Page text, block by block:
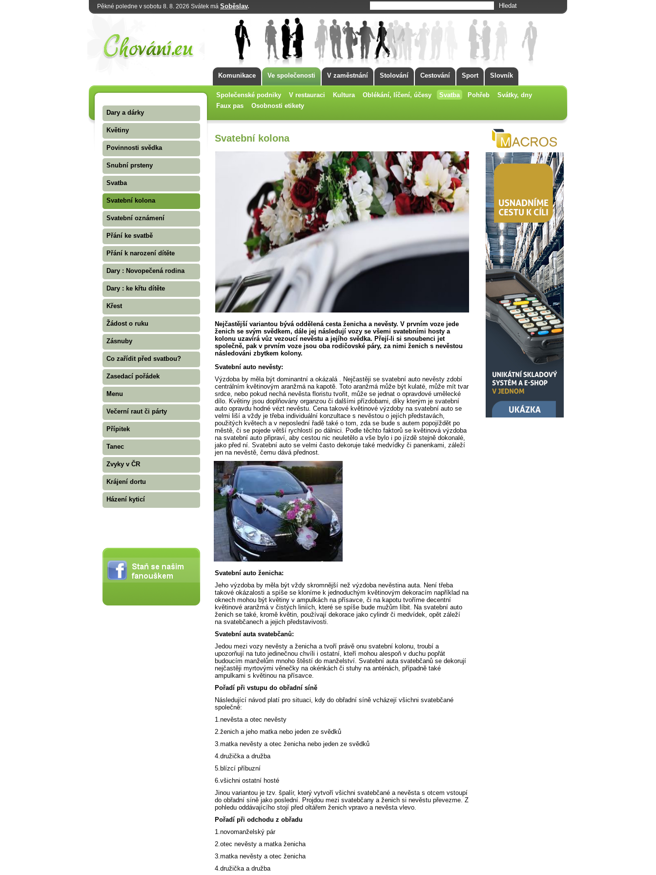
Pěkné poledne v sobotu 8. 8. 2026 Svátek má Soběslav.
Komunikace Ve společenosti V zaměstnání Stolování Cestování Sport Slovník
Společenské podniky V restauraci Kultura Oblékání, líčení, účesy Svatba Pohřeb
Svátky, dny
Faux pas
Osobnosti etikety
Dary a dárky
Květiny
Povinnosti svědka
Snubní prsteny
Svatba
Svatební kolona
Svatební oznámení
Přání ke svatbě
Přání k narození dítěte
Dary : Novopečená rodina
Dary : ke křtu dítěte
Křest
Žádost o ruku
Zásnuby
Co zařídit před svatbou?
Zasedací pořádek
Menu
Večerní raut či párty
Přípitek
Tanec
Zvyky v ČR
Krájení dortu
Házení kyticí
Svatební kolona
Nejčastější variantou bývá oddělená cesta ženicha a nevěsty. V prvním voze jede
ženich se svým svědkem, dále jej následují vozy se všemi svatebními hosty a
kolonu uzavírá vůz vezoucí nevěstu a jejího svědka. Přejí-li si snoubenci jet
společně, pak v prvním voze jsou oba rodičovské páry, za nimi ženich s nevěstou
následováni zbytkem kolony.
Svatební auto nevěsty:
Výzdoba by měla být dominantní a okázalá . Nejčastěji se svatební auto nevěsty zdobí
centrálním květinovým aranžmá na kapotě. Toto aranžmá může být kulaté, může mít tvar
srdce, nebo pokud nechá nevěsta floristu tvořit, může se jednat o opravdové umělecké
dílo. Květiny jsou doplňovány organzou či dalšími přízdobami, díky kterým je svatební
auto opravdu hodné vézt nevěstu. Cena takové květinové výzdoby na svatební auto se
velmi liší a vždy je třeba individuální konzultace s nevěstou o jejích představách,
použitých květech a v neposlední řadě také o tom, zda se bude s autem popojíždět po
městě, či se pojede větší rychlostí po dálnici. Podle těchto faktorů se květinová výzdoba
na svatební auto připraví, aby cestou nic neuletělo a vše bylo i po jízdě stejně dokonalé,
jako před ní. Svatební auto se velmi často dekoruje také medvídky či panenkami, záleží
jen na nevěstě, čemu dává přednost.
Svatební auto ženicha:
Jeho výzdoba by měla být vždy skromnější než výzdoba nevěstina auta. Není třeba
takové okázalosti a spíše se kloníme k jednoduchým květinovým dekoracím například na
oknech mohou být květiny v ampulkách na přísavce, či na kapotu tvoříme decentní
květinové aranžmá v čistých liniích, které se spíše bude mužům líbit. Na svatební auto
ženich se také, kromě květin, používají dekorace jako cylindr či medvídek, opět záleží
na svatebčanech a jejich představivosti.
Svatební auta svatebčanů:
Jedou mezi vozy nevěsty a ženicha a tvoří právě onu svatební kolonu, troubí a
upozorňují na tuto jedinečnou chvíli i ostatní, kteří mohou alespoň v duchu popřát
budoucím manželům mnoho štěstí do manželství. Svatební auta svatebčanů se dekorují
nejčastěji myrtovými věnečky na okénkách či stuhy na anténách, případně také
ampulkami s květinou na přísavce.
Pořadí při vstupu do obřadní síně
Následující návod platí pro situaci, kdy do obřadní síně vcházejí všichni svatebčané
společně:
1.nevěsta a otec nevěsty
2.ženich a jeho matka nebo jeden ze svědků
3.matka nevěsty a otec ženicha nebo jeden ze svědků
4.družička a družba
5.blízcí příbuzní
6.všichni ostatní hosté
Jinou variantou je tzv. špalír, který vytvoří všichni svatebčané a nevěsta s otcem vstoupí
do obřadní síně jako poslední. Projdou mezi svatebčany a ženich si nevěstu převezme. Z
pohledu oddávajícího stojí před oltářem ženich vpravo a nevěsta vlevo.
Pořadí při odchodu z obřadu
1.novomanželský pár
2.otec nevěsty a matka ženicha
3.matka nevěsty a otec ženicha
4.družička a družba